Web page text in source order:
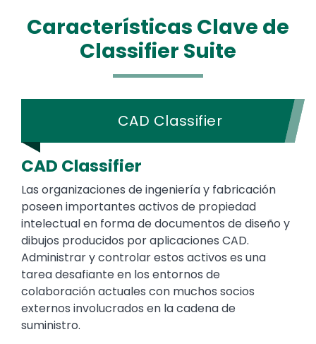
Características Clave de
Classifier Suite
CAD Classifier
CAD Classifier
Las organizaciones de ingeniería y fabricación
poseen importantes activos de propiedad
intelectual en forma de documentos de diseño y
dibujos producidos por aplicaciones CAD.
Administrar y controlar estos activos es una
tarea desafiante en los entornos de
colaboración actuales con muchos socios
externos involucrados en la cadena de
suministro.